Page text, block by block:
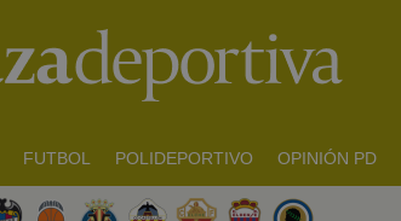
FUTBOL POLIDEPORTIVO OPINIÓN PD